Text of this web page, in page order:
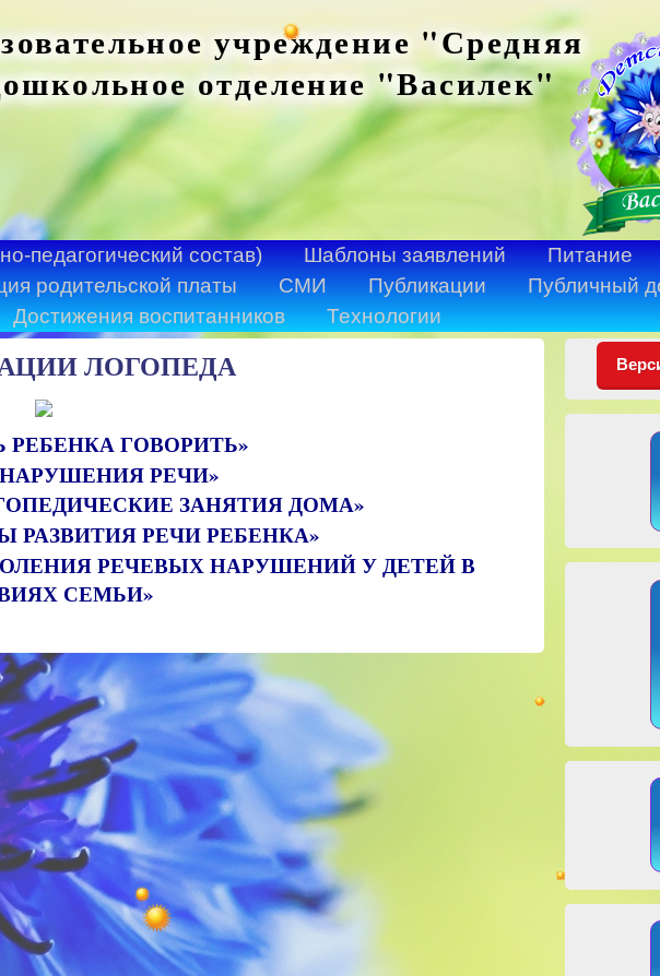
учреждение "Средняя
отделение "Василек"
педагогический состав) Шаблоны заявлений
Питание
родительской платы СМИ Публикации
Публичный
Достижения воспитанников Технологии
ЛОГОПЕДА
РЕБЕНКА ГОВОРИТЬ»
РЕЧИ»
ЗАНЯТИЯ ДОМА»
РАЗВИТИЯ РЕЧИ РЕБЕНКА»
РЕЧЕВЫХ НАРУШЕНИЙ У ДЕТЕЙ В
СЕМЬИ»